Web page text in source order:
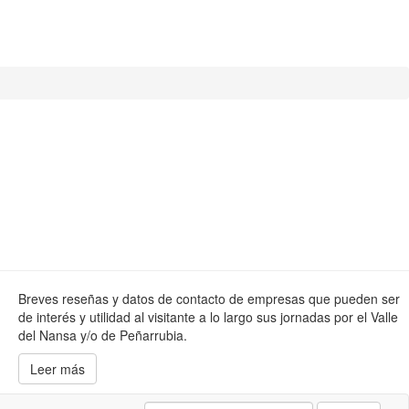
Breves reseñas y datos de contacto de empresas que pueden ser
de interés y utilidad al visitante a lo largo sus jornadas por el Valle
del Nansa y/o de Peñarrubia.
Leer más